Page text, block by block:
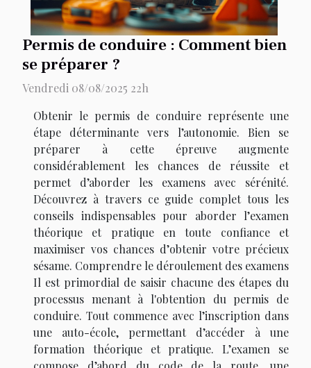
Permis de conduire : Comment bien
se préparer ?
Vendredi 08/08/2025 22h
Obtenir le permis de conduire représente une
étape déterminante vers l’autonomie. Bien se
préparer à cette épreuve augmente
considérablement les chances de réussite et
permet d’aborder les examens avec sérénité.
Découvrez à travers ce guide complet tous les
conseils indispensables pour aborder l’examen
théorique et pratique en toute confiance et
maximiser vos chances d’obtenir votre précieux
sésame. Comprendre le déroulement des examens
Il est primordial de saisir chacune des étapes du
processus menant à l'obtention du permis de
conduire. Tout commence avec l’inscription dans
une auto-école, permettant d’accéder à une
formation théorique et pratique. L’examen se